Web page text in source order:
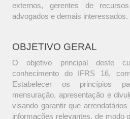
externos, gerentes de
advogados e demais interessados.
OBJETIVO GERAL
O objetivo principal deste
conhecimento do IFRS 16,
Estabelecer os princípios
mensuração, apresentação e
visando garantir que
informações relevantes, de modo